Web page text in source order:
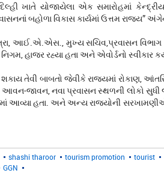
દિલ્હી ખાતે યોજાયેલા એક સમારોહમાં
બહોળા વિકાસ કાર્યમાં ઉત્તમ રાજ્ય”
આઈ.એ.એસ., મુખ્ય સચિવ,પ્રવાસન
હાજર રહ્યા હતા અને એવોર્ડનો સ્વીકાર
તેવી બાબતો જેવીકે રાજ્યમાં રોકાણ,
જાવન, નવા પ્રવાસન સ્થળની લોકો સુધી
આવ્યા હતા. અને અન્ય રાજ્યોની
shashi tharoor tourism promotion
tourist
GGN